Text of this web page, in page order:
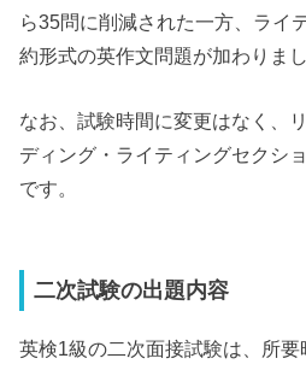
ら35問に削減された一方、ライ
約形式の英作文問題が加わりまし
なお、試験時間に変更はなく、
ディング・ライティングセクシ
です。
二次試験の出題内容
英検1級の二次面接試験は、所